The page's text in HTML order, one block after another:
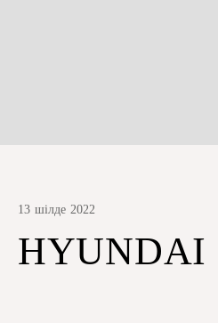
13 шілде 2022